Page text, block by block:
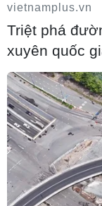
Nga thúc
kết nối châu
06/08/2026 15:34
vietnamplus.vn
Triệt phá
xuyên quốc